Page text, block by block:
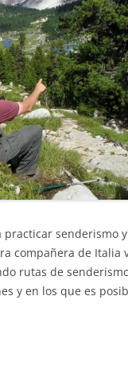
senderismo
compañera de Italia
rutas de
y en los que es